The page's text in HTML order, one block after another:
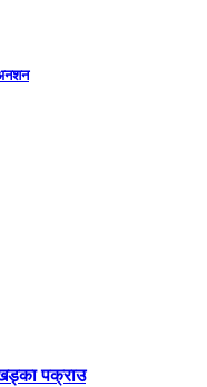
खड्का पक्राउ